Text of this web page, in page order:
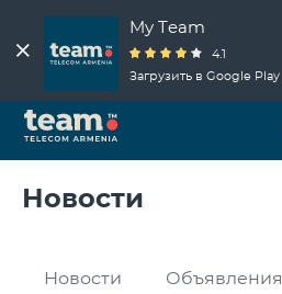
My Team
4.1
Загрузить в Google Play
Новости
Новости Объявления